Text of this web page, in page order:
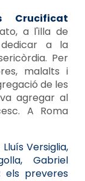
Crucificat
a l'illa de
a la
Per
malalts i
de les
agregar al
A Roma
Versiglia,
Gabriel
els preveres